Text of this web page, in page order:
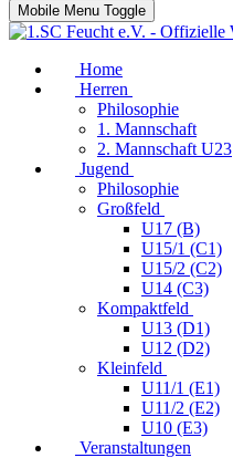
Mobile Menu Toggle
Home
Herren
Philosophie
1. Mannschaft
2. Mannschaft U23
Jugend
Philosophie
Großfeld
U17 (B)
U15/1 (C1)
U15/2 (C2)
U14 (C3)
Kompaktfeld
U13 (D1)
U12 (D2)
Kleinfeld
U11/1 (E1)
U11/2 (E2)
U10 (E3)
Veranstaltungen